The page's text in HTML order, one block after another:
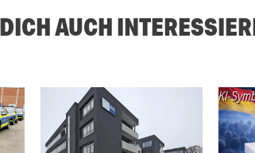
AUCH
KI-